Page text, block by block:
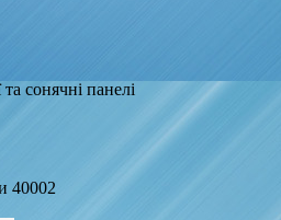
сонячні панелі
40002